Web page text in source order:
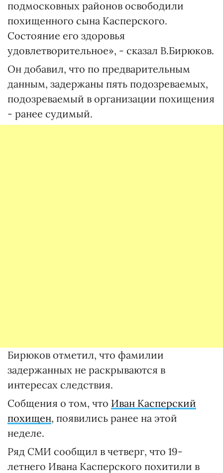
подмосковных районов освободили
похищенного сына Касперского.
Состояние его здоровья
удовлетворительное», - сказал В.Бирюков.
Он добавил, что по предварительным
данным, задержаны пять подозреваемых,
подозреваемый в организации похищения
- ранее судимый.
Бирюков отметил, что фамилии
задержанных не раскрываются в
интересах следствия.
Собщения о том, что Иван Касперский
похищен, появились ранее на этой
неделе.
Ряд СМИ сообщил в четверг, что 19-
летнего Ивана Касперского похитили в